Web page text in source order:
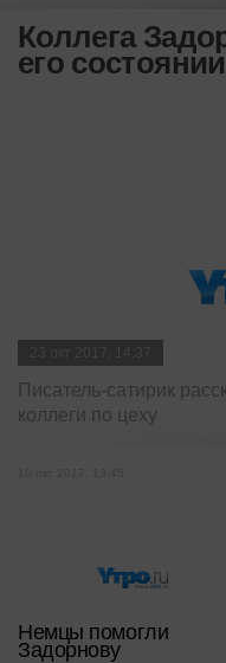
Коллега
его состоянии
Писатель-сатирик
коллеги по цеху
Немцы помогли
Задорнову